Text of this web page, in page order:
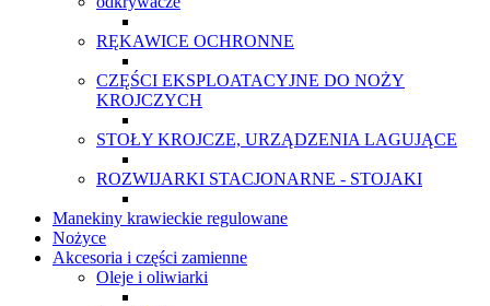
RĘKAWICE OCHRONNE
CZĘŚCI EKSPLOATACYJNE DO NOŻY
KROJCZYCH
STOŁY KROJCZE, URZĄDZENIA LAGUJĄCE
ROZWIJARKI STACJONARNE - STOJAKI
Manekiny krawieckie regulowane
Nożyce
Akcesoria i części zamienne
Oleje i oliwiarki